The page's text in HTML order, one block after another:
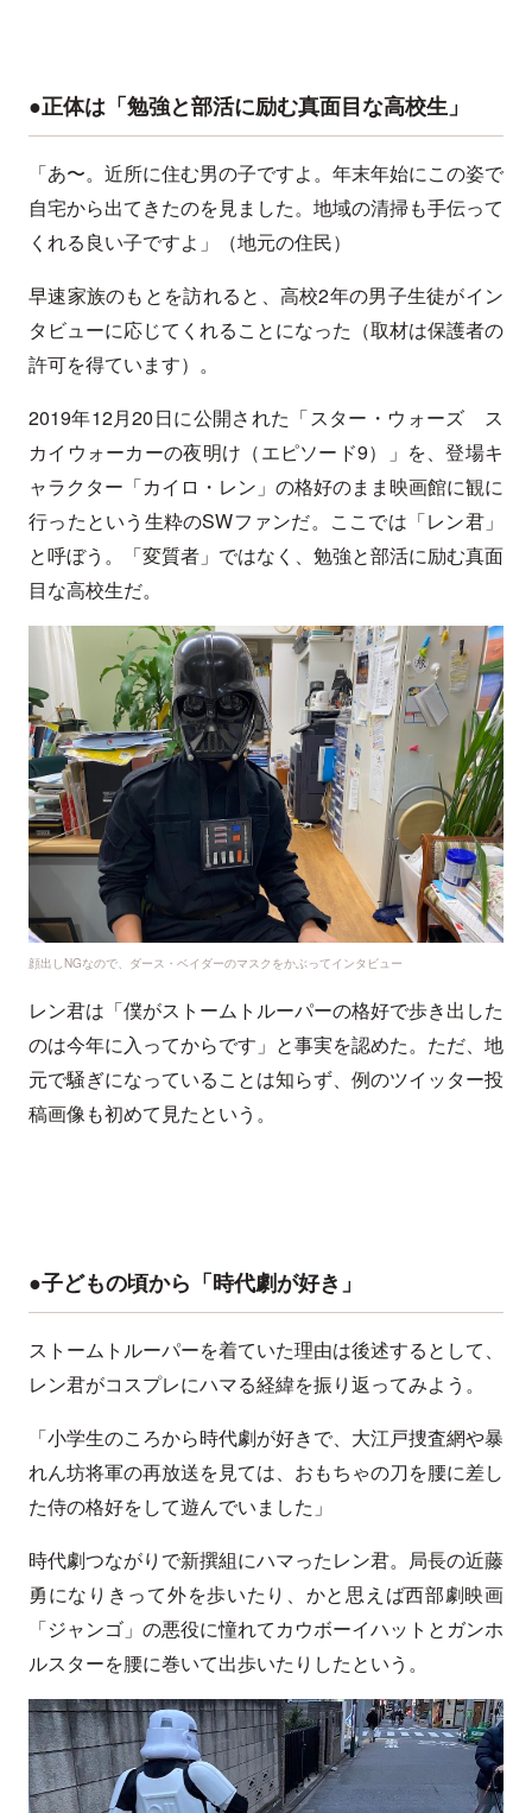
●正体は「勉強と部活に励む真面目な高校生」
「あ〜。近所に住む男の子ですよ。年末年始にこの姿で
自宅から出てきたのを見ました。地域の清掃も手伝って
くれる良い子ですよ」（地元の住民）
早速家族のもとを訪れると、高校2年の男子生徒がイン
タビューに応じてくれることになった（取材は保護者の
許可を得ています）。
2019年12月20日に公開された「スター・ウォーズ ス
カイウォーカーの夜明け（エピソード9）」を、登場キ
ャラクター「カイロ・レン」の格好のまま映画館に観に
行ったという生粋のSWファンだ。ここでは「レン君」
と呼ぼう。「変質者」ではなく、勉強と部活に励む真面
目な高校生だ。
顔出しNGなので、ダース・ベイダーのマスクをかぶってインタビュー
レン君は「僕がストームトルーパーの格好で歩き出した
のは今年に入ってからです」と事実を認めた。ただ、地
元で騒ぎになっていることは知らず、例のツイッター投
稿画像も初めて見たという。
●子どもの頃から「時代劇が好き」
ストームトルーパーを着ていた理由は後述するとして、
レン君がコスプレにハマる経緯を振り返ってみよう。
「小学生のころから時代劇が好きで、大江戸捜査網や暴
れん坊将軍の再放送を見ては、おもちゃの刀を腰に差し
た侍の格好をして遊んでいました」
時代劇つながりで新撰組にハマったレン君。局長の近藤
勇になりきって外を歩いたり、かと思えば西部劇映画
「ジャンゴ」の悪役に憧れてカウボーイハットとガンホ
ルスターを腰に巻いて出歩いたりしたという。